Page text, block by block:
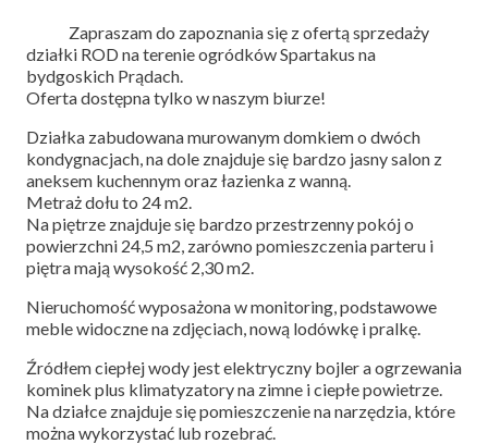
Zapraszam do zapoznania się z ofertą sprzedaży
działki ROD na terenie ogródków Spartakus na
bydgoskich Prądach.
Oferta dostępna tylko w naszym biurze!
Działka zabudowana murowanym domkiem o dwóch
kondygnacjach, na dole znajduje się bardzo jasny salon z
aneksem kuchennym oraz łazienka z wanną.
Metraż dołu to 24 m2.
Na piętrze znajduje się bardzo przestrzenny pokój o
powierzchni 24,5 m2, zarówno pomieszczenia parteru i
piętra mają wysokość 2,30 m2.
Nieruchomość wyposażona w monitoring, podstawowe
meble widoczne na zdjęciach, nową lodówkę i pralkę.
Źródłem ciepłej wody jest elektryczny bojler a ogrzewania
kominek plus klimatyzatory na zimne i ciepłe powietrze.
Na działce znajduje się pomieszczenie na narzędzia, które
można wykorzystać lub rozebrać.